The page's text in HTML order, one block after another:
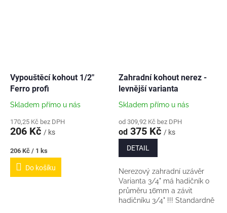
Vypouštěcí kohout 1/2"
Ferro profi
Skladem přímo u nás
170,25 Kč bez DPH
206 Kč / ks
Měrná
cena:
206 Kč / 1 ks
Do košíku
Zahradní kohout nerez -
levnější varianta
Skladem přímo u nás
od 309,92 Kč bez DPH
od 375 Kč / ks
DETAIL
Nerezový zahradní uzávěr
Varianta 3/4" má hadičník o
průměru 16mm a závit
hadičníku 3/4" !!! Standardně